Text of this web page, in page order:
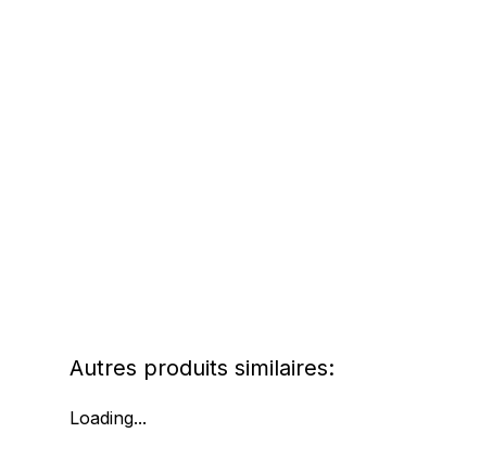
Autres produits similaires:
Loading...